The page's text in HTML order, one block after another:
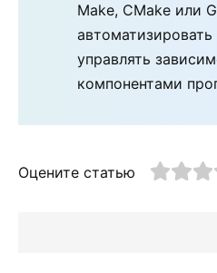
Make, CMake или
управлять
компонентами
Оцените статью